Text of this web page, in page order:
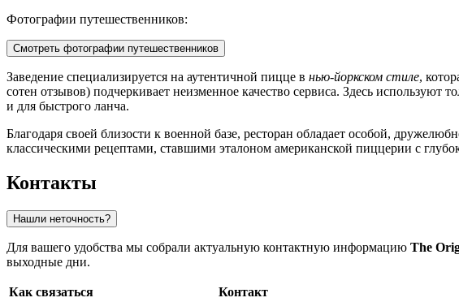
Фотографии путешественников:
Смотреть фотографии путешественников
Заведение специализируется на аутентичной пицце в нью-йоркском стиле,
сотен отзывов) подчеркивает неизменное качество сервиса. Здесь
и для быстрого ланча.
Благодаря своей близости к военной базе, ресторан обладает особой,
классическими рецептами, ставшими эталоном американской пиццерии с
Контакты
Нашли неточность?
Для вашего удобства мы собрали актуальную контактную информацию The
выходные дни.
Как связаться
Контакт